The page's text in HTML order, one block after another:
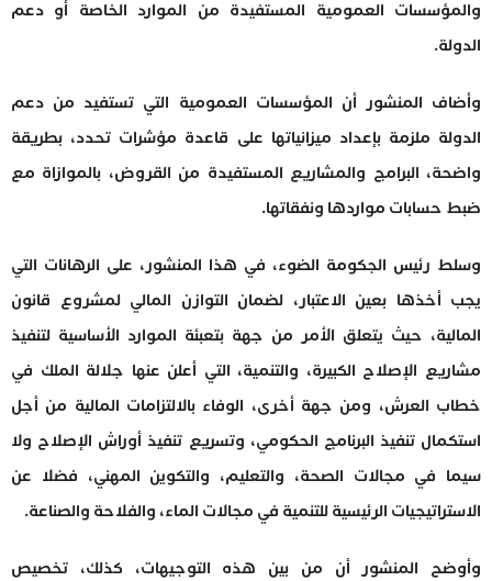
والمؤسسات العمومية المستفيدة من الموارد الخاصة أو دعم
الدولة.
وأضاف المنشور أن المؤسسات العمومية التي تستفيد من دعم
الدولة ملزمة بإعداد ميزانياتها على قاعدة مؤشرات تحدد، بطريقة
واضحة، البرامج والمشاريع المستفيدة من القروض، بالموازاة مع
ضبط حسابات مواردها ونفقاتها.
وسلط رئيس الجكومة الضوء، في هذا المنشور، على الرهانات التي
يجب أخذها بعين الاعتبار، لضمان التوازن المالي لمشروع قانون
المالية، حيث يتعلق الأمر من جهة بتعبئة الموارد الأساسية لتنفيذ
مشاريع الإصلاح الكبيرة، والتنمية، التي أعلن عنها جلالة الملك في
خطاب العرش، ومن جهة أخرى، الوفاء بالالتزامات المالية من أجل
استكمال تنفيذ البرنامج الحكومي، وتسريع تنفيذ أوراش الإصلاح ولا
سيما في مجالات الصحة، والتعليم، والتكوين المهني، فضلا عن
الاستراتيجيات الرئيسية للتنمية في مجالات الماء، والفلاحة والصناعة.
وأوضح المنشور أن من بين هذه التوجيهات، كذلك، تخصيص